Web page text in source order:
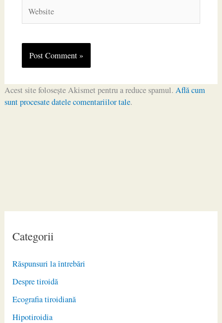
Categorii
Răspunsuri la întrebări
Despre tiroidă
Ecografia tiroidiană
Hipotiroidia
Acest site folosește Akismet pentru a reduce spamul. Află cum
sunt procesate datele comentariilor tale.